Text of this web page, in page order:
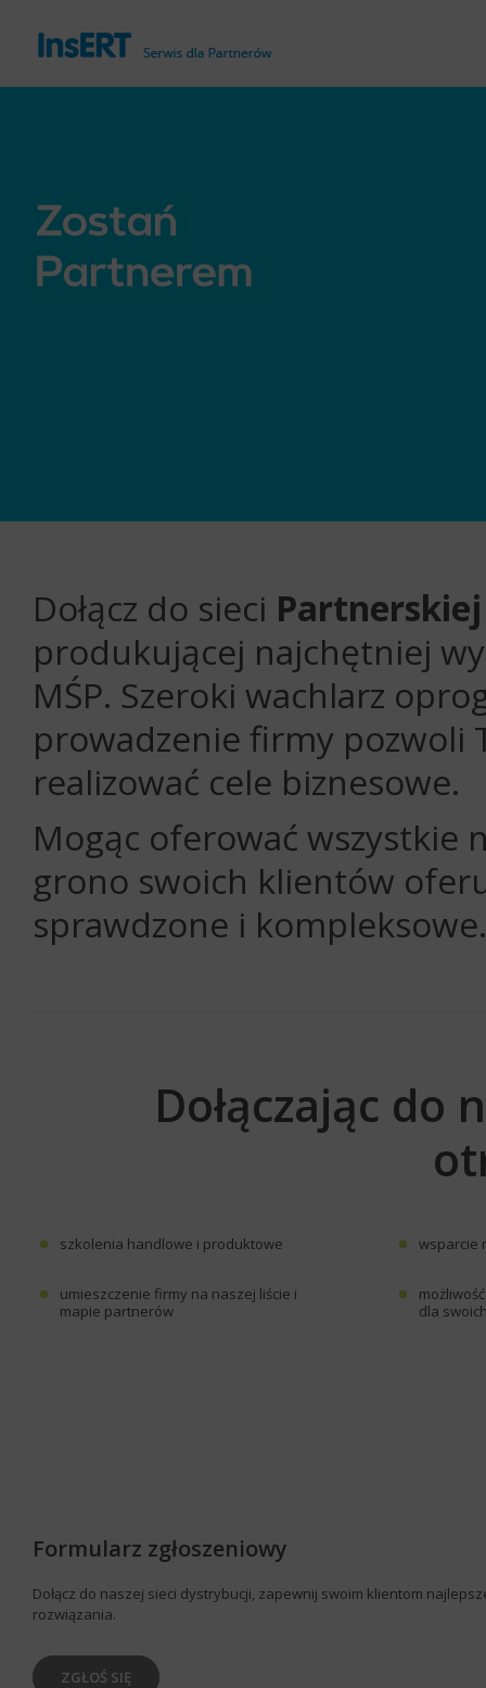
Dołącz do sieci Partnerskiej
produkującej najchętniej
MŚP. Szeroki wachlarz
prowadzenie firmy pozwoli
realizować cele biznesowe.
Mogąc oferować wszystkie
grono swoich klientów
sprawdzone i kompleksowe.
Dołączając do
szkolenia handlowe i produktowe
umieszczenie firmy na naszej liście i
mapie partnerów
wsparcie
dla
Formularz zgłoszeniowy
Dołącz do naszej sieci dystrybucji, zapewnij swoim klientom
rozwiązania.
ZGŁOŚ SIĘ